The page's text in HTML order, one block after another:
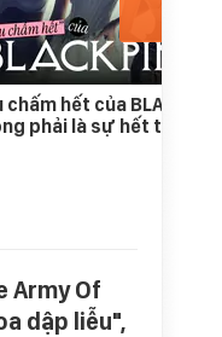
chấm hết của BLACKPINK
phải là sự hết thời
Army Of
dập liễu",